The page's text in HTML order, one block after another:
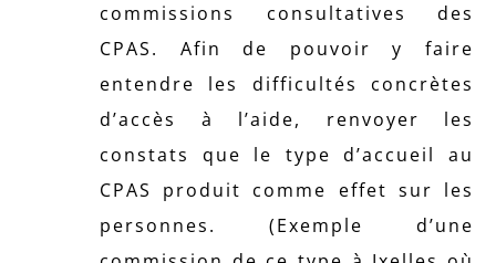
commissions consultatives des
CPAS. Afin de pouvoir y faire
entendre les difficultés concrètes
d’accès à l’aide, renvoyer les
constats que le type d’accueil au
CPAS produit comme effet sur les
personnes. (Exemple d’une